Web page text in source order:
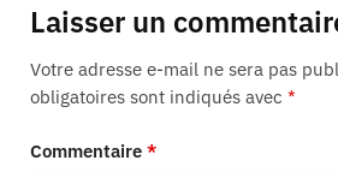
Laisser un
Votre adresse e-mail ne sera pas
obligatoires sont indiqués avec *
Commentaire *